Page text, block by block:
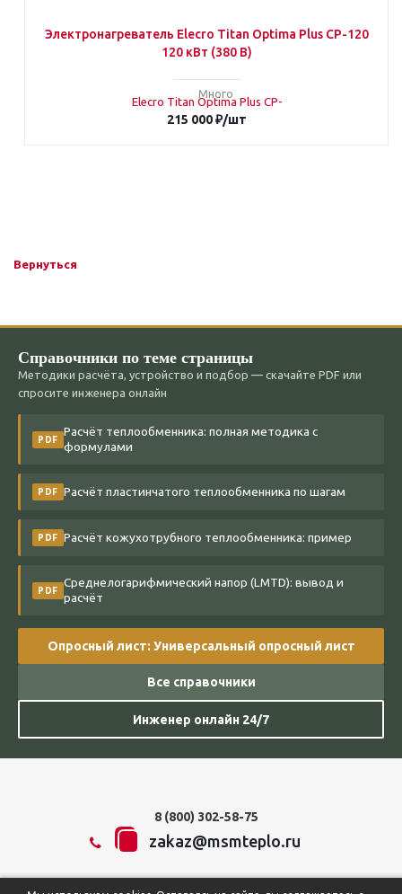
Электронагреватель Elecro Titan Optima Plus СP-120
120 кВт (380 В)
Много
215 000₽/шт
Вернуться
Справочники по теме страницы
Методики расчёта, устройство и подбор — скачайте PDF или
спросите инженера онлайн
PDF
Расчёт теплообменника: полная методика с
формулами
PDF Расчёт пластинчатого теплообменника по шагам
PDF Расчёт кожухотрубного теплообменника: пример
PDF
Среднелогарифмический напор (LMTD): вывод и
расчёт
Опросный лист: Универсальный опросный лист
Все справочники
Инженер онлайн 24/7
8 (800) 302-58-75
zakaz@msmteplo.ru